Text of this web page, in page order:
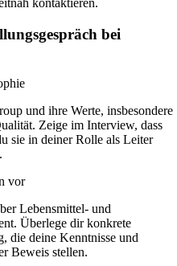
kontaktieren.
bei
und ihre Werte, insbesondere
Zeige im Interview, dass
sie in deiner Rolle als Leiter
vor
Lebensmittel- und
Überlege dir konkrete
die deine Kenntnisse und
Beweis stellen.